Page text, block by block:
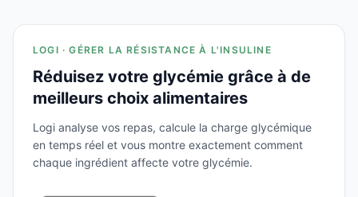
LOGI · GÉRER LA RÉSISTANCE À L'INSULINE
Réduisez votre glycémie grâce à de
meilleurs choix alimentaires
Logi analyse vos repas, calcule la charge glycémique
en temps réel et vous montre exactement comment
chaque ingrédient affecte votre glycémie.